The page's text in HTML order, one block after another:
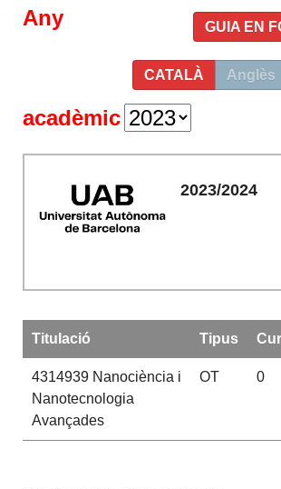
GUIA EN
CATALÀ Anglès
Any
acadèmic
2023/2024
Titulació Tipus
4314939Nanociència i
Nanotecnologia
Avançades
OT 0